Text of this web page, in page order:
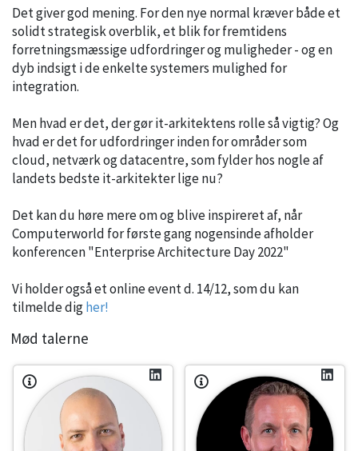
Det giver god mening. For den nye normal kræver både et
solidt strategisk overblik, et blik for fremtidens
forretningsmæssige udfordringer og muligheder - og en
dyb indsigt i de enkelte systemers mulighed for
integration.
Men hvad er det, der gør it-arkitektens rolle så vigtig? Og
hvad er det for udfordringer inden for områder som
cloud, netværk og datacentre, som fylder hos nogle af
landets bedste it-arkitekter lige nu?
Det kan du høre mere om og blive inspireret af, når
Computerworld for første gang nogensinde afholder
konferencen "Enterprise Architecture Day 2022"
Vi holder også et online event d. 14/12, som du kan
tilmelde digher!
Mød talerne